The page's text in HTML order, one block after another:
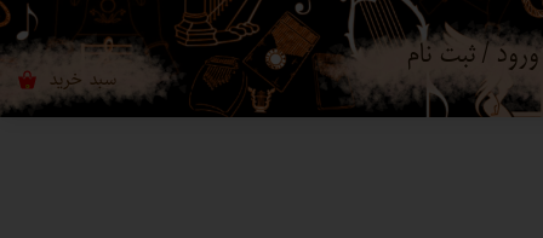
۰ سبد خرید
ورود / ثبت نام